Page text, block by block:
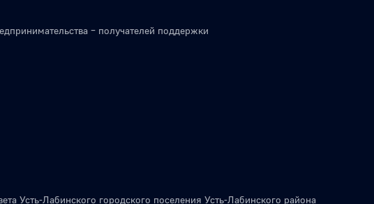
– получателей поддержки
Усть-Лабинского городского поселения Усть-Лабинского района